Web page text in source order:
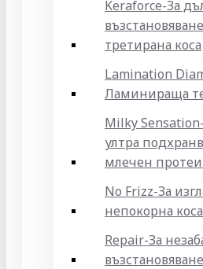
Keraforce-За
третирана коса
Lamination
Ламинираща
Milky
ултра
млечен
No Frizz-За
непокорна коса
Repair-За
възстановяване